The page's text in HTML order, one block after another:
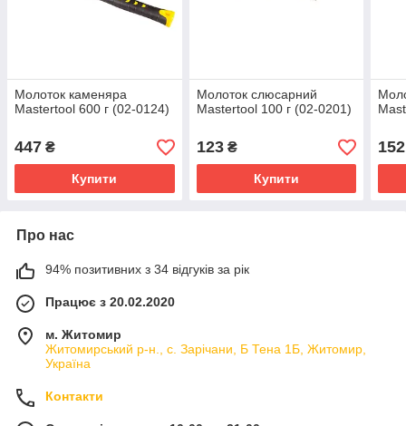
Молоток каменяра
Mastertool 600 г (02-0124)
447 ₴
Купити
Молоток слюсарний
Mastertool 100 г (02-0201)
123₴
Купити
152
Про нас
94% позитивних з 34 відгуків за рік
Працює з 20.02.2020
м. Житомир
Житомирський р-н., с. Зарічани, Б Тена 1Б, Житомир,
Україна
Контакти